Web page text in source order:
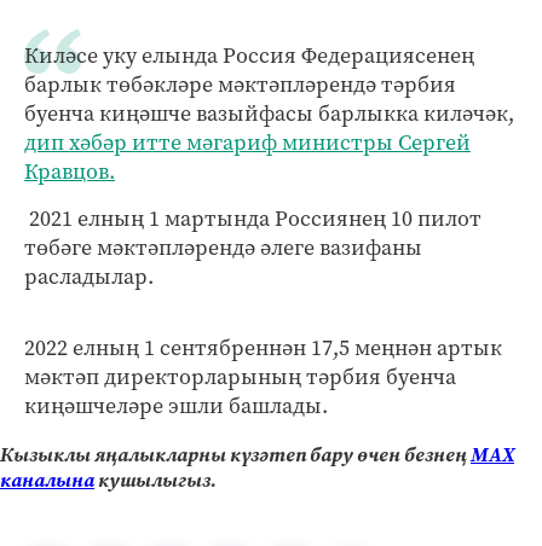
Киләсе уку елында Россия Федерациясенең
барлык төбәкләре мәктәпләрендә тәрбия
буенча киңәшче вазыйфасы барлыкка киләчәк,
дип хәбәр итте мәгариф министры Сергей
Кравцов.
2021 елның 1 мартында Россиянең 10 пилот
төбәге мәктәпләрендә әлеге вазифаны
расладылар.
2022 елның 1 сентябреннән 17,5 меңнән артык
мәктәп директорларының тәрбия буенча
киңәшчеләре эшли башлады.
Кызыклы яңалыкларны күзәтеп бару өчен безнеңМАХ
каналынакушылыгыз.